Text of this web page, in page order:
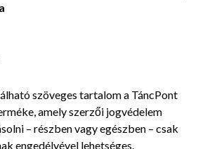
szöveges tartalom a TáncPont
amely szerzői jogvédelem
– részben vagy egészben – csak
engedélyével lehetséges.